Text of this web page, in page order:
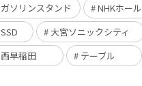
ガソリンスタンド
NHKホール
SSD
大宮ソニックシティ
西早稲田
テーブル